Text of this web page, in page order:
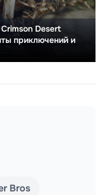
Desert
приключений и
Bros